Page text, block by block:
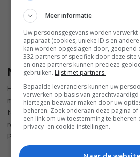
Nokia 1 Plus
Het toestel heeft een 5,45″-scherm,
megapixel en draait op Android 9.0 Pie
toestel zal beschikbaar worden
rood voor een prijs van 99 dollar. In
Plus op de markt.
Meer informatie
Uw persoonsgegevens worden
apparaat (cookies, unieke ID's en
kan worden opgeslagen door,
332 partners of specifiek door deze site
en onze partners kunnen precieze
gebruiken. Lijst met partners.
Bepaalde leveranciers kunnen uw
verwerken op basis van
hiertegen bezwaar maken door uw
beheren. Zoek onderaan deze pagina
een link om uw toestemming te beheren
privacy- en cookie-instellingen.